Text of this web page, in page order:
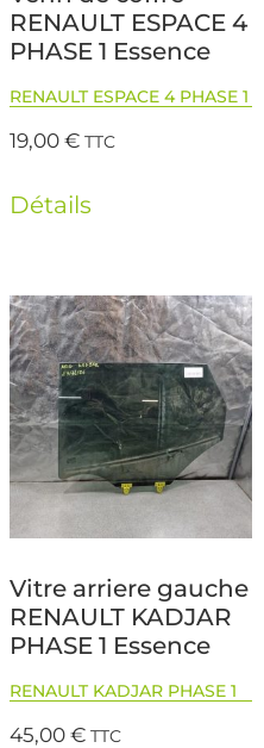
RENAULT ESPACE 4
PHASE 1 Essence
RENAULT ESPACE 4 PHASE 1
19,00€ TTC
Détails
Vitre arriere gauche
RENAULT KADJAR
PHASE 1 Essence
RENAULT KADJAR PHASE 1
45,00€ TTC